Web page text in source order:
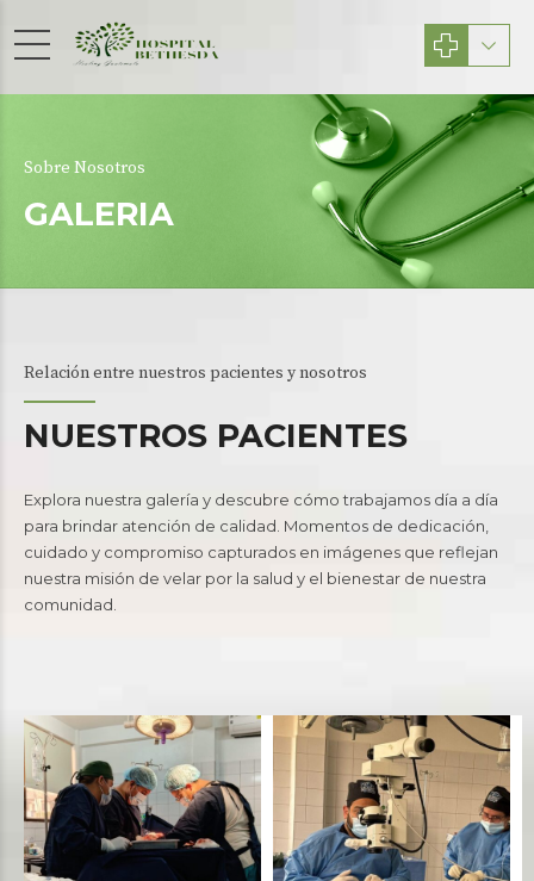
Sobre Nosotros
GALERIA
Relación entre nuestros pacientes y nosotros
NUESTROS PACIENTES
Explora nuestra galería y descubre cómo trabajamos día a día
para brindar atención de calidad. Momentos de dedicación,
cuidado y compromiso capturados en imágenes que reflejan
nuestra misión de velar por la salud y el bienestar de nuestra
comunidad.